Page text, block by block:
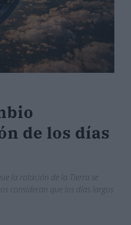
de los días
la rotación de la Tierra se
consideran que los días largos